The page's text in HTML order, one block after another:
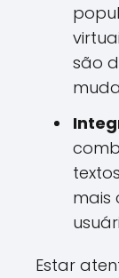
são
mais
Estar